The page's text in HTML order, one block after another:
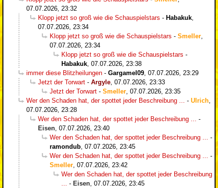
07.07.2026, 23:32
Klopp jetzt so groß wie die Schauspielstars - Habakuk
07.07.2026, 23:34
Klopp jetzt so groß wie die Schauspielstars - Smeller
07.07.2026, 23:34
Klopp jetzt so groß wie die Schauspielstars -
Habakuk 07.07.2026, 23:38
immer diese Blitzheilungen - Gargamel09 07.07.2026, 23:29
Jetzt der Torwart - Argyle 07.07.2026, 23:33
Jetzt der Torwart - Smeller 07.07.2026, 23:35
Wer den Schaden hat, der spottet jeder Beschreibung ...
- Ulrich
07.07.2026, 23:28
Wer den Schaden hat, der spottet jeder Beschreibung ...
-
Eisen 07.07.2026, 23:40
Wer den Schaden hat, der spottet jeder Beschreibung ...
-
ramondub 07.07.2026, 23:45
Wer den Schaden hat, der spottet jeder Beschreibung ...
-
Smeller 07.07.2026, 23:42
Wer den Schaden hat, der spottet jeder Beschreibung
- Eisen 07.07.2026, 23:45